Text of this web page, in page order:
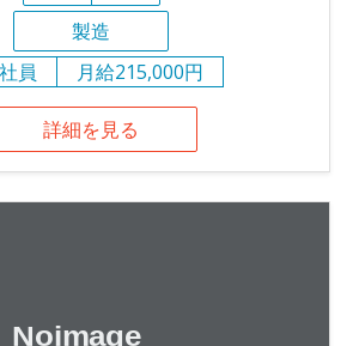
製造
員
月給215,000円
詳細を見る